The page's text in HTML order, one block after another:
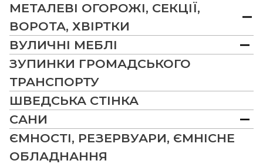
МЕТАЛЕВІ ОГОРОЖІ, СЕКЦІЇ,
ВОРОТА, ХВІРТКИ
ВУЛИЧНІ МЕБЛІ
ЗУПИНКИ ГРОМАДСЬКОГО
ТРАНСПОРТУ
ШВЕДСЬКА СТІНКА
САНИ
ЄМНОСТІ, РЕЗЕРВУАРИ, ЄМНІСНЕ
ОБЛАДНАННЯ